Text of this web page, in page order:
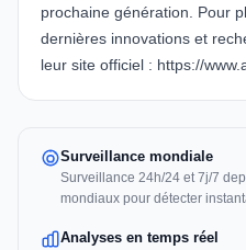
prochaine génération. Pour
dernières innovations et
leur site officiel : https://
Surveillance mondiale
Surveillance 24h/24 et 7j/7
mondiaux pour détecter
Analyses en temps réel